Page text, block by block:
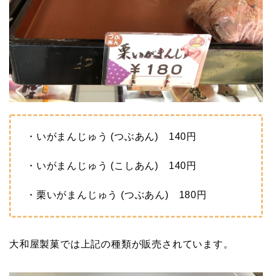
・いがまんじゅう (つぶあん) 140円
・いがまんじゅう (こしあん) 140円
・栗いがまんじゅう (つぶあん) 180円
大和屋製菓では上記の種類が販売されています。